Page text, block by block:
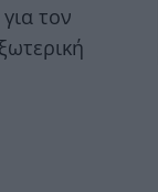
τον